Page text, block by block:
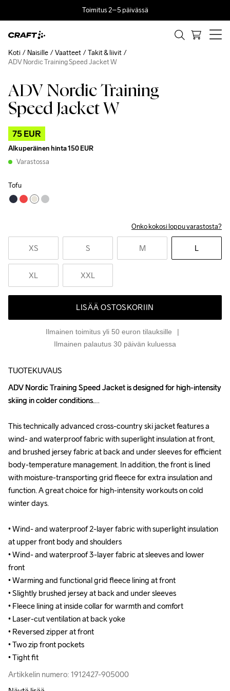
Toimitus 2–5 päivässä
ADV Nordic Training
Speed Jacket W
75 EUR
Alkuperäinen hinta150 EUR
Varastossa
Tofu
Onko kokosi loppu varastosta?
XS S M L
XL XXL
LISÄÄ OSTOSKORIIN
Ilmainen toimitus yli 50 euron tilauksille
Ilmainen palautus 30 päivän kuluessa
Koti Naisille Vaatteet
Takit & liivit
ADV Nordic Training Speed Jacket W
Outlet
TUOTEKUVAUS
ADV Nordic Training Speed Jacket is designed for high-intensity
skiing in colder conditions.
This technically advanced cross-country ski jacket features a
wind- and waterproof fabric with superlight insulation at front,
and brushed jersey fabric at back and under sleeves for efficient
body-temperature management. In addition, the front is lined
with moisture-transporting grid fleece for extra insulation and
function. A great choice for high-intensity workouts on cold
winter days.
• Wind- and waterproof 2-layer fabric with superlight insulation
at upper front body and shoulders
• Wind- and waterproof 3-layer fabric at sleeves and lower
front
• Warming and functional grid fleece lining at front
• Slightly brushed jersey at back and under sleeves
• Fleece lining at inside collar for warmth and comfort
• Laser-cut ventilation at back yoke
• Reversed zipper at front
• Two zip front pockets
• Tight fit
Artikkelin numero: 1912427-905000
ADV Nordic Training Speed Jacket is designed for high-intensity
skiing in colder conditions.
This technically advanced cross-country ski jacket features a
wind- and waterproof fabric with superlight insulation at front,
and brushed jersey fabric at back and under sleeves for efficient
body-temperature management. In addition, the front is lined
with moisture-transporting grid fleece for extra insulation and
function. A great choice for high-intensity workouts on cold
winter days.
• Wind- and waterproof 2-layer fabric with superlight insulation
at upper front body and shoulders
• Wind- and waterproof 3-layer fabric at sleeves and lower
front
• Warming and functional grid fleece lining at front
• Slightly brushed jersey at back and under sleeves
• Fleece lining at inside collar for warmth and comfort
• Laser-cut ventilation at back yoke
• Reversed zipper at front
• Two zip front pockets
• Tight fit
Artikkelin numero: 1912427-905000